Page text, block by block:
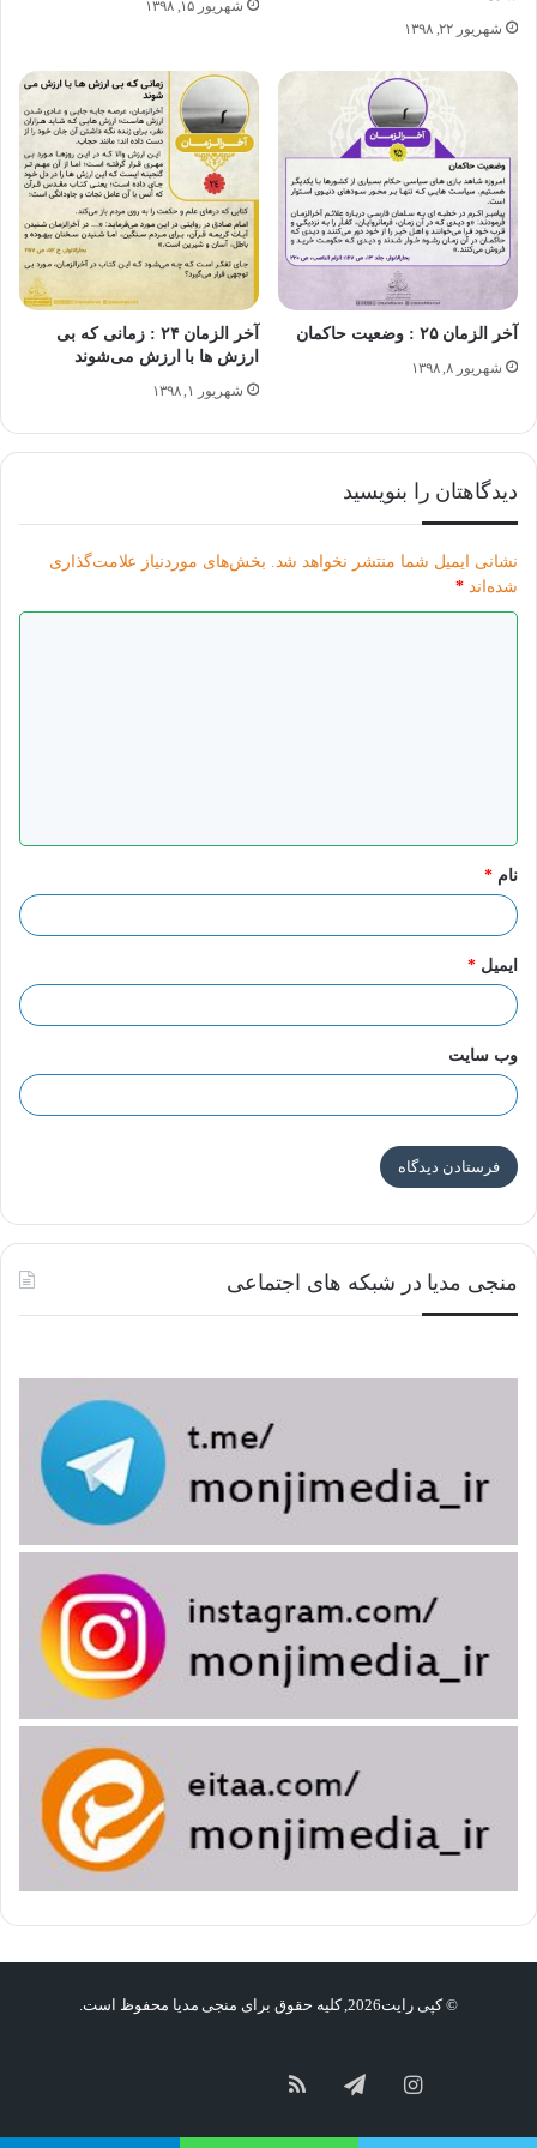
تجارت و بازرگانی و تلفات جانی و مرگ های سریع، از جمله این
بلاهاست.
بخش پیام های مهدوی "آخرالزمان"
آخر الزمان تمام النعمه
مهدویت
شهریور ۲۲, ۱۳۹۸
شهریور ۱۵, ۱۳۹۸
آخر الزمان ۲۵ : وضعیت حاکمان
شهریور ۸, ۱۳۹۸
آخر الزمان ۲۴ : زمانی که بی
ارزش ها با ارزش می‌شوند
شهریور ۱, ۱۳۹۸
دیدگاهتان را بنویسید
نشانی ایمیل شما منتشر نخواهد شد. بخش‌های موردنیاز علامت‌گذاری
شده‌اند *
*
نام *
ایمیل *
وب‌ سایت
منجی مدیا در شبکه های اجتماعی
© کپی رایت2026, کلیه حقوق برای منجی مدیا محفوظ است.
اینستاگرامتلگرامخوراک